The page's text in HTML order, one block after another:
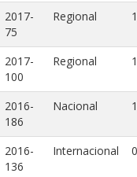
2017-
75
Regional
2017-
100
Regional
2016-
186
Nacional
2016-
136
Internacional